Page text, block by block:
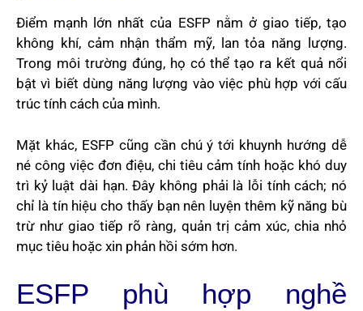
Điểm mạnh lớn nhất của ESFP nằm ở giao tiếp, tạo
không khí, cảm nhận thẩm mỹ, lan tỏa năng lượng.
Trong môi trường đúng, họ có thể tạo ra kết quả nổi
bật vì biết dùng năng lượng vào việc phù hợp với cấu
trúc tính cách của mình.
Mặt khác, ESFP cũng cần chú ý tới khuynh hướng dễ
né công việc đơn điệu, chi tiêu cảm tính hoặc khó duy
trì kỷ luật dài hạn. Đây không phải là lỗi tính cách; nó
chỉ là tín hiệu cho thấy bạn nên luyện thêm kỹ năng bù
trừ như giao tiếp rõ ràng, quản trị cảm xúc, chia nhỏ
mục tiêu hoặc xin phản hồi sớm hơn.
ESFP phù hợp nghề